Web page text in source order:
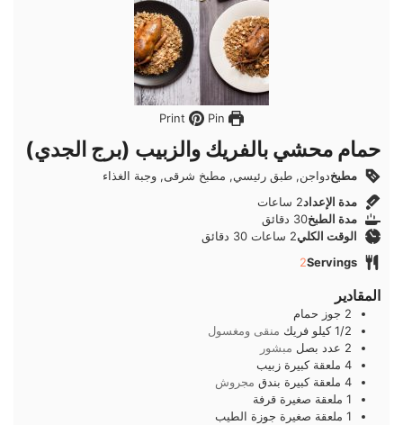
Pin
حمام محشي بالفريك والزبيب (برج الجدي)
مطبخدواجن, طبق رئيسي, مطبخ شرقى, وجبة الغذاء
مدة الإعداد2 ساعات
ساعات
مدة الطبخ30 دقائق
دقائق
الوقت الكلي2 ساعات
ساعات 30 دقائق
دقائق
Servings
2
المقادير
2 جوز حمام
1/2 كيلو فريك منقى ومغسول
2 عدد بصل مبشور
4 ملعقة كبيرة زبيب
4 ملعقة كبيرة بندق مجروش
1 ملعقة صغيرة قرفة
1 ملعقة صغيرة جوزة الطيب